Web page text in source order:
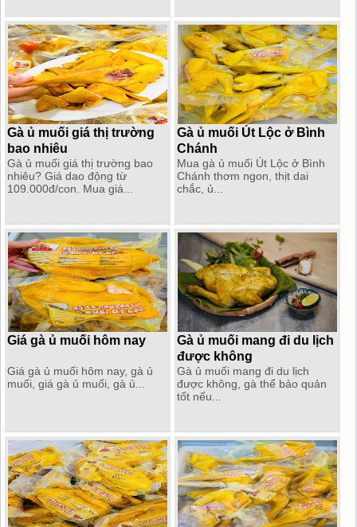
Gà ủ muối giá thị trường
bao nhiêu
Gà ủ muối giá thị trường bao
nhiêu? Giá dao động từ
109.000đ/con. Mua giá...
Gà ủ muối Út Lộc ở Bình
Chánh
Mua gà ủ muối Út Lộc ở Bình
Chánh thơm ngon, thịt dai
chắc, ủ...
Giá gà ủ muối hôm nay
Giá gà ủ muối hôm nay, gà ủ
muối, giá gà ủ muối, gà ủ...
Gà ủ muối mang đi du lịch
được không
Gà ủ muối mang đi du lịch
được không, gà thể bảo quản
tốt nếu...